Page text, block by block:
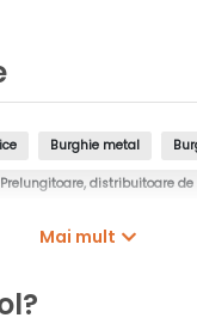
Burghie metal
Prelungitoare, distribuitoare de
Mai mult